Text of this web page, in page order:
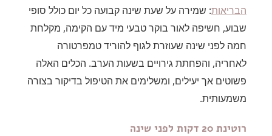
הבריאות: שמירה על שעת שינה קבועה כל יום כולל סופי
שבוע, חשיפה לאור בוקר טבעי מיד עם הקימה, מקלחת
חמה לפני שינה שעוזרת לגוף להוריד טמפרטורה
לאחריה, והפחתת גירויים בשעות הערב. הכלים האלה
פשוטים אך יעילים, ומשלימים את הטיפול בדיקור בצורה
משמעותית.
רוטינת 20 דקות לפני שינה